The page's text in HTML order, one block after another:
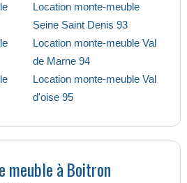
Location monte-meuble
Seine Saint Denis 93
Location monte-meuble Val
de Marne 94
Location monte-meuble Val
d'oise 95
meuble à Boitron